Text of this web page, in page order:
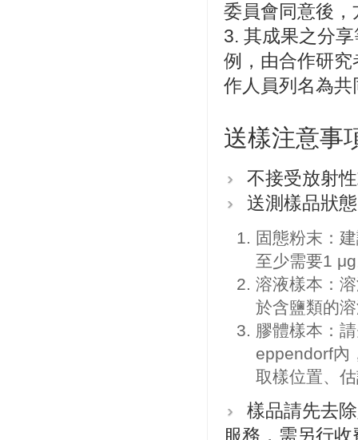
委員會同意後
3. 其成果之分
例，由合作研
作人員列名為共
送樣注意事
不接受放射
送測樣品狀
固態粉末：
至少需要1
溶液樣本：
於含鹽類的
膠體樣本：
eppendorf內
取樣位置、
樣品請先去
服務，需另行